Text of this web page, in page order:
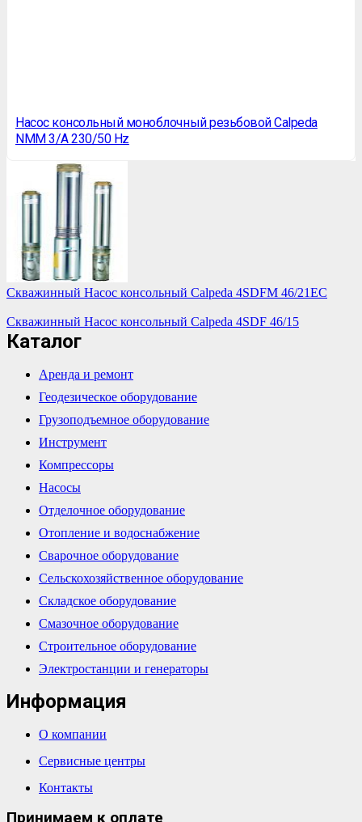
Насос консольный моноблочный резьбовой Calpeda
NMM 3/A 230/50 Hz
Скважинный Насос консольный Calpeda 4SDFM 46/21EC
Скважинный Насос консольный Calpeda 4SDF 46/15
Каталог
Аренда и ремонт
Геодезическое оборудование
Грузоподъемное оборудование
Инструмент
Компрессоры
Насосы
Отделочное оборудование
Отопление и водоснабжение
Сварочное оборудование
Сельскохозяйственное оборудование
Складское оборудование
Смазочное оборудование
Строительное оборудование
Электростанции и генераторы
Информация
О компании
Сервисные центры
Контакты
Принимаем к оплате